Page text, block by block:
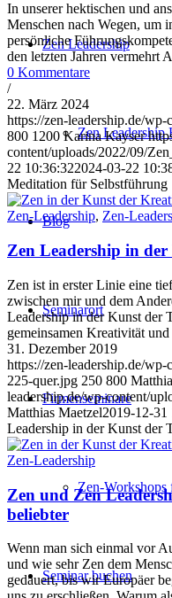
Zen Leadership
Zen Leadership
Blog
Seminarort
Firmenseminare
Zen-Workshops
Seminar buchen
In unserer hektischen und
Menschen nach Wegen, um
persönliche
den letzten Jahren vermehrt
0 Kommentare
/
22. März 2024
https://zen-leadership.de/
800 1200 Karina Kayser
content/uploads/2022/09/
22 10:36:322024-03-22
Meditation für Selbstführung
Zen-Leadership, Zen-
Zen Leadership in
Zen ist in erster Linie eine
zwischen mir und dem
Leadership in der Kunst der
gemeinsamen Kreativität
31. Dezember 2019
https://zen-leadership.de/
225-quer.jpg 250 800
leadership.de/wp-content/
Matthias Maetzel2019-12-31
Leadership in der Kunst der
Zen-Leadership
Zen und Zen
beliebter
Wenn man sich einmal vor
und wie sehr Zen dem
gedauert, bis wir Europäer